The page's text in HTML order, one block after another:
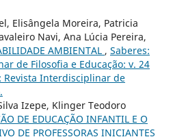
Elisângela Moreira, Patricia
Navi, Ana Lúcia Pereira,
AMBIENTAL , Saberes:
de Filosofia e Educação: v. 24
Revista Interdisciplinar de
Izepe, Klinger Teodoro
DE EDUCAÇÃO INFANTIL E O
DE PROFESSORAS INICIANTES